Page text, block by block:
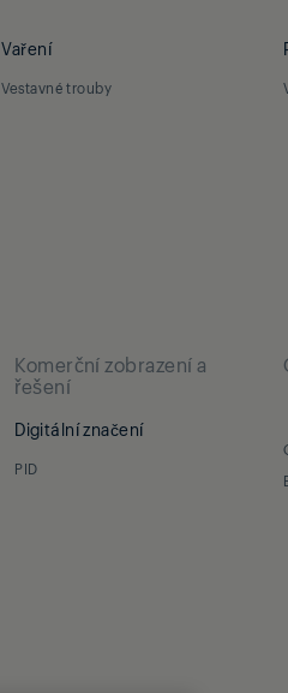
Vaření
Vestavné trouby
Komerční zobrazení a
řešení
Digitální značení
PID